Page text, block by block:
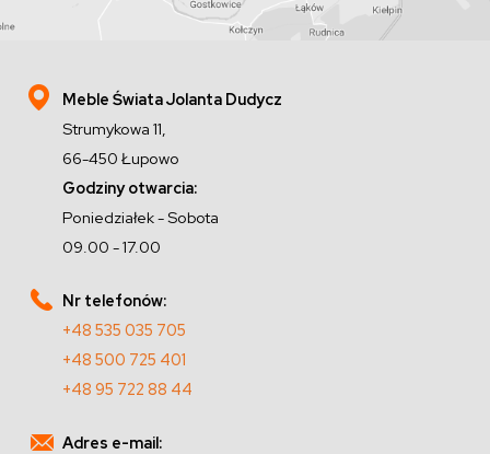
Meble Świata Jolanta Dudycz
Strumykowa 11,
66-450 Łupowo
Godziny otwarcia:
Poniedziałek - Sobota
09.00 - 17.00
Nr telefonów:
+48 535 035 705
+48 500 725 401
+48 95 722 88 44
Adres e-mail: